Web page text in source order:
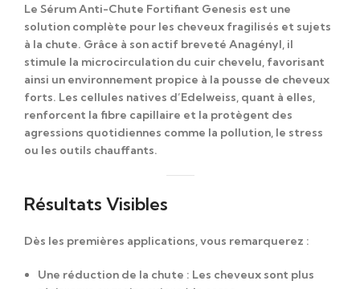
Le Sérum Anti-Chute Fortifiant Genesis est une
solution complète pour les cheveux fragilisés et sujets
à la chute. Grâce à son actif breveté Anagényl , il
stimule la microcirculation du cuir chevelu, favorisant
ainsi un environnement propice à la pousse de cheveux
forts. Les cellules natives d’Edelweiss , quant à elles,
renforcent la fibre capillaire et la protègent des
agressions quotidiennes comme la pollution, le stress
ou les outils chauffants.
Résultats Visibles
Dès les premières applications, vous remarquerez :
Une réduction de la chute : Les cheveux sont plus